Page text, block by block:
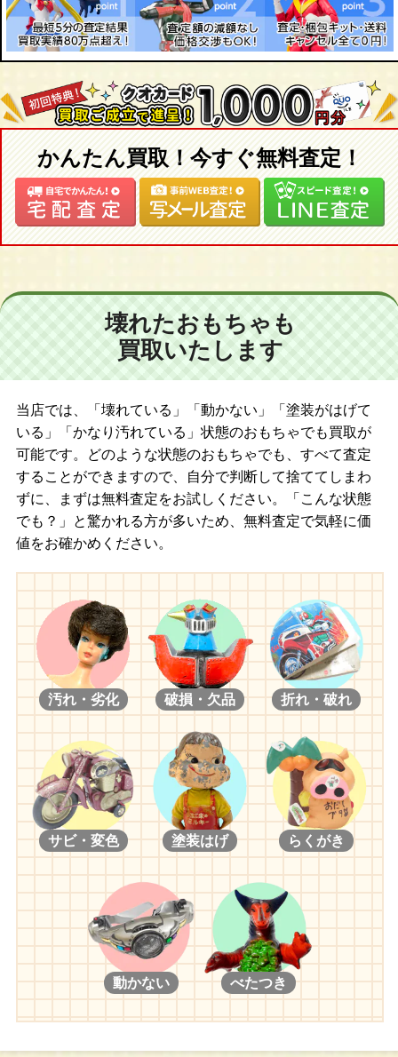
ベリーチェリーベリー/ネオブライス フルーツパンチ/ネオブライ
ス トイザらス限定 ファンシーパンジー/ネオブライス ラブミッシ
ョン/ネオブライス CWC限定 コートニーテズバイナイキ/ネオブラ
イス ボヘミアンビーツアゲイン/ネオブライス ディスコブギー/ネ
オブライス ティーフォートゥー/ネオブライス エクセレントハリ
ウッド/ネオブライス トイザらス限定 チェリーベリー/ネオブライ
【２００４年】
ネオブライス CWC限定 リルハートブライス/ネオブライス CWC限
定 ミトン バイブライス/ネオブライス グルーヴィーグルーヴ/ネオ
ブライス サムディマルシェ/ネオブライス マドモアゼルローズバ
モノコムサ/ネオブライス フレンチトレンチ/ネオブライス ラウン
ジングラブリー/ネオブライス CWC限定 ハッピーエブリデイ/ネオ
ブライス アイラブユーイッツトゥルー/ネオブライス サンデーズ
ベリーベスト/ネオブライス シルバースノー/ネオブライス ベルベ
【２００５年】
ネオブライス ホワイトマジックナイト/ネオブライス ホワイトマ
ジックアフタヌーン/ネオブライス CWC限定 ホワイトマジックモ
ーニング/ネオブライス CWC限定 ランデヴーシュシュ/ネオブライ
ス アジアンバタフライ アンコール/ネオブライス サムディマルシ
ェ アンコール/ネオブライス CWC限定 トミーフェブラリーブライ
ス/ネオブライス CWC限定 シネマプリンセス/ネオブライス グッド
ネイバーカフェ/ネオブライス CWC限定 ロキシーベイビー/ネオブ
ライス キャンディカーニバル/ネオブライス ヴイスマッシュ/ネオ
ブライス CWC限定 マーガレットミーツレディーバグ/ネオブライ
ス インスパイアードバイ ピナフォーレパープル/ネオブライス ト
イザらス限定 ツイードリードゥー
【２００６年】
ネオブライス トイザらス限定 イチゴヘブン/ネオブライス CWC
限定 ユキノナミダヒメ/ネオブライス スターダンサー/ネオブラ
イス CWC限定 ラストキス/ネオブライス ピカデリードリーアン
コール/ネオブライス CWC限定 ダーリングディーバ/ネオブライ
ス プリマドーリー バイオレット/ネオブライス プリマドーリ
ー ジンジャー/ネオブライス プリマドーリー アシュレット/ネ
オブライス ハニーバ二ーワンスモア/ネオブライス ナイトフラワ
ー/ネオブライス CWC限定ストロベリーミルフィーユ/ネオブライ
ス ロージーレッドアンコール/ネオブライス ティーフォートゥー
アンコール/ネオブライス CWC限定 ブラックベリーブッシュ/ネオ
ブライス トイザらス限定 キュートアンドキュリアス/ネオブライ
ス メリースキーヤー
【２００７年】
ネオブライス モッドモーリー/ネオブライス CWC限定 おでかけ
キモノ娘/ネオブライス アンジェリカイヴ/ネオブライス エンチャ
かんたん買取！今すぐ無料査定！
壊れたおもちゃも
買取いたします
当店では、「壊れている」「動かない」「塗装がはげて
いる」「かなり汚れている」状態のおもちゃでも買取が
可能です。どのような状態のおもちゃでも、すべて査定
することができますので、自分で判断して捨ててしまわ
ずに、まずは無料査定をお試しください。「こんな状態
でも？」と驚かれる方が多いため、無料査定で気軽に価
値をお確かめください。
汚れ・劣化 破損・欠品 折れ・破れ
サビ・変色 塗装はげ らくがき
動かない べたつき